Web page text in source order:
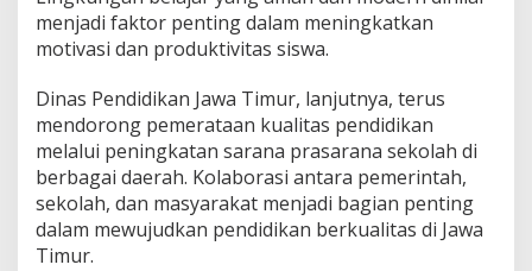
k
J
a
i
P
e
h
a
t
menjadi faktor penting dalam meningkatkan
motivasi dan produktivitas siswa.
Dinas Pendidikan Jawa Timur, lanjutnya, terus
mendorong pemerataan kualitas pendidikan
melalui peningkatan sarana prasarana sekolah di
berbagai daerah. Kolaborasi antara pemerintah,
sekolah, dan masyarakat menjadi bagian penting
dalam mewujudkan pendidikan berkualitas di Jawa
Timur.